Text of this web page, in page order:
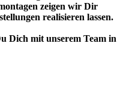
zeigen wir Dir
realisieren lassen.
Dich mit unserem Team in